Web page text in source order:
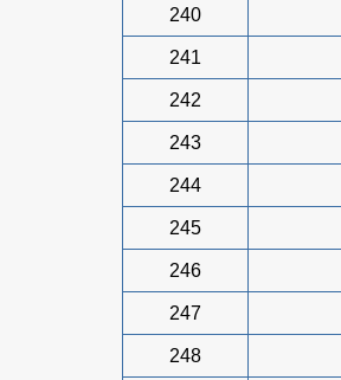
240
241
242
243
244
245
246
247
248